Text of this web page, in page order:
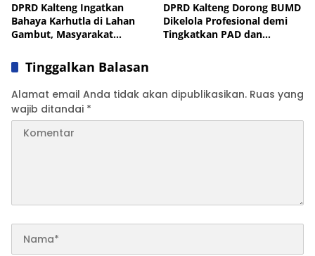
DPRD Kalteng Ingatkan
Bahaya Karhutla di Lahan
Gambut, Masyarakat
DPRD Kalteng Dorong BUMD
Dikelola Profesional demi
Tingkatkan PAD dan
Tinggalkan Balasan
Alamat email Anda tidak akan dipublikasikan. Ruas yang
wajib ditandai *